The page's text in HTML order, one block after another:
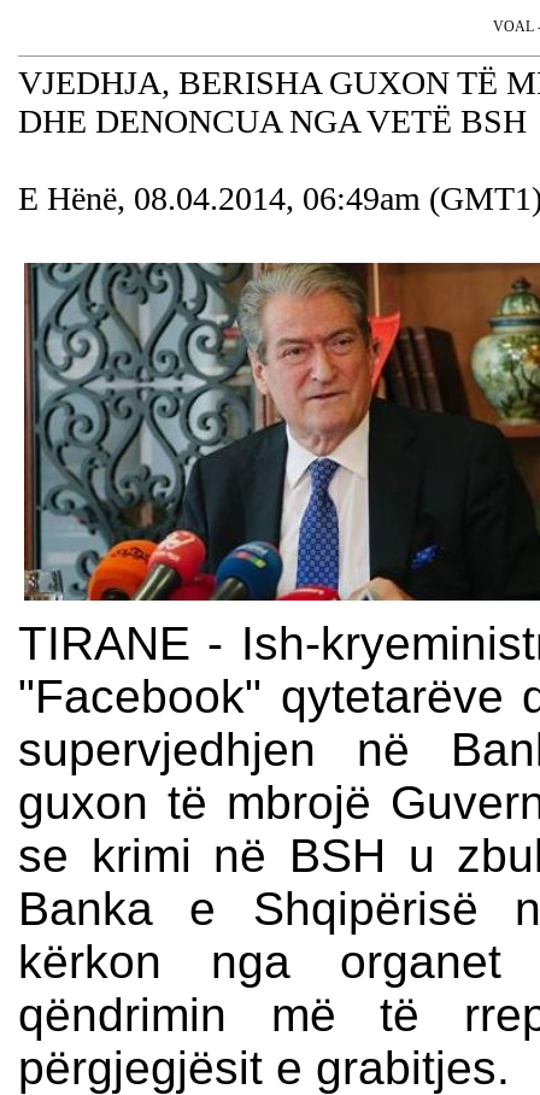
VOAL
VJEDHJA, BERISHA GUXON TË
DHE DENONCUA NGA VETË BSH
E Hënë, 08.04.2014, 06:49am
TIRANE - Ish-
"Facebook" qytetarëve
supervjedhjen në
guxon të mbrojë
se krimi në BSH u
Banka e Shqipërisë
kërkon nga
qëndrimin më të
përgjegjësit e grabitjes.